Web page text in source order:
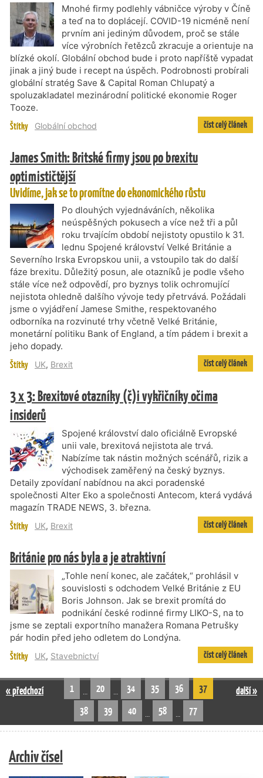
Mnohé firmy podlehly vábničce výroby v Číně
a teď na to doplácejí. COVID-19 nicméně není
prvním ani jediným důvodem, proč se stále
více výrobních řetězců zkracuje a orientuje na
blízké okolí. Globální obchod bude i proto napříště vypadat
jinak a jiný bude i recept na úspěch. Podrobnosti probírali
globální stratég Save & Capital Roman Chlupatý a
spoluzakladatel mezinárodní politické ekonomie Roger
Tooze.
Štítky Globální obchod číst celý článek
James Smith: Britské firmy jsou po brexitu
optimističtější
Uvidíme, jak se to promítne do ekonomického růstu
Po dlouhých vyjednáváních, několika
neúspěšných pokusech a více než tři a půl
roku trvajícím období nejistoty opustilo k 31.
lednu Spojené království Velké Británie a
Severního Irska Evropskou unii, a vstoupilo tak do další
fáze brexitu. Důležitý posun, ale otazníků je podle všeho
stále více než odpovědí, pro byznys tolik ochromující
nejistota ohledně dalšího vývoje tedy přetrvává. Požádali
jsme o vyjádření Jamese Smithe, respektovaného
odborníka na rozvinuté trhy včetně Velké Británie,
monetární politiku Bank of England, a tím pádem i brexit a
jeho dopady.
Štítky UK, Brexit číst celý článek
3 x 3: Brexitové otazníky (č)i vykřičníky očima
insiderů
Spojené království dalo oficiálně Evropské
unii vale, brexitová nejistota ale trvá.
Nabízíme tak nástin možných scénářů, rizik a
východisek zaměřený na český byznys.
Detaily zpovídaní nabídnou na akci poradenské
společnosti Alter Eko a společnosti Antecom, která vydává
magazín TRADE NEWS, 3. března.
Štítky UK, Brexit číst celý článek
Británie pro nás byla a je atraktivní
„Tohle není konec, ale začátek,“ prohlásil v
souvislosti s odchodem Velké Británie z EU
Boris Johnson. Jak se brexit promítá do
podnikání české rodinné firmy LIKO-S, na to
jsme se zeptali exportního manažera Romana Petrušky
pár hodin před jeho odletem do Londýna.
Štítky UK, Stavebnictví číst celý článek
« předchozí 1 … 20 … 34 35 36
37
38
39 40 … 58 … 77
další »
Archiv čísel